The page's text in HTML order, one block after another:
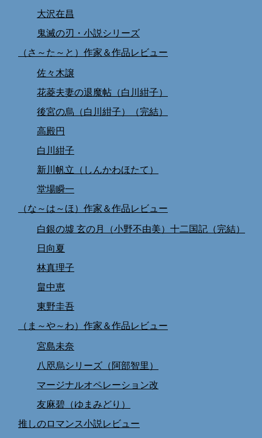
大沢在昌
鬼滅の刃・小説シリーズ
（さ～た～と）作家＆作品レビュー
佐々木譲
花菱夫妻の退魔帖（白川紺子）
後宮の烏（白川紺子）（完結）
高殿円
白川紺子
新川帆立（しんかわほたて）
堂場瞬一
（な～は～ほ）作家＆作品レビュー
白銀の墟 玄の月（小野不由美）十二国記（完結）
日向夏
林真理子
畠中恵
東野圭吾
（ま～や～わ）作家＆作品レビュー
宮島未奈
八咫烏シリーズ（阿部智里）
マージナルオペレーション改
友麻碧（ゆまみどり）
推しのロマンス小説レビュー